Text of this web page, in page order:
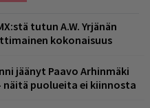
tutun A.W. Yrjänän
kokonaisuus
jäänyt Paavo Arhinmäki
näitä puolueita ei kiinnosta